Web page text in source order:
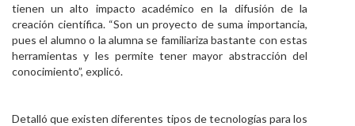
tienen un alto impacto académico en la difusión de la
creación científica. “Son un proyecto de suma importancia,
pues el alumno o la alumna se familiariza bastante con estas
herramientas y les permite tener mayor abstracción del
conocimiento”, explicó.
Detalló que existen diferentes tipos de tecnologías para los